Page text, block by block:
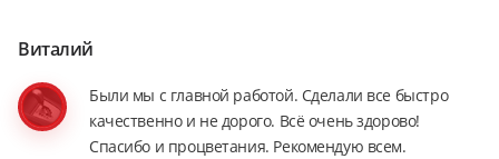
Виталий
Были мы с главной работой. Сделали все быстро
качественно и не дорого. Всё очень здорово!
Спасибо и процветания. Рекомендую всем.